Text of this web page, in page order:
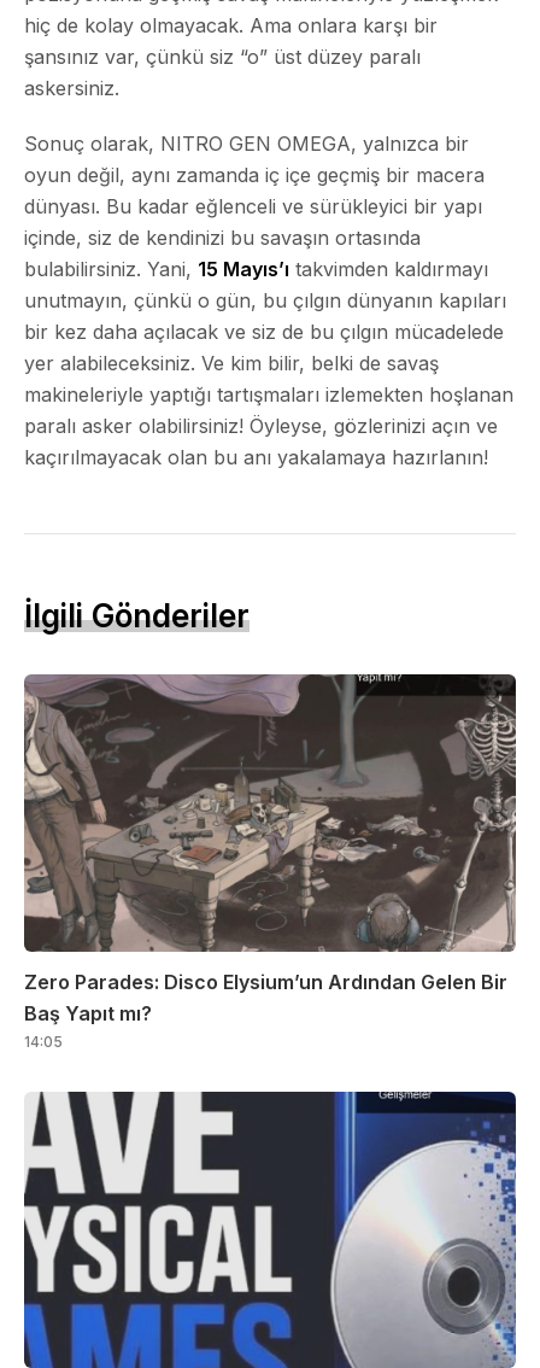
hiç de kolay olmayacak. Ama onlara karşı bir
şansınız var, çünkü siz “o” üst düzey paralı
askersiniz.
Sonuç olarak, NITRO GEN OMEGA, yalnızca bir
oyun değil, aynı zamanda iç içe geçmiş bir macera
dünyası. Bu kadar eğlenceli ve sürükleyici bir yapı
içinde, siz de kendinizi bu savaşın ortasında
bulabilirsiniz. Yani, 15 Mayıs’ı takvimden kaldırmayı
unutmayın, çünkü o gün, bu çılgın dünyanın kapıları
bir kez daha açılacak ve siz de bu çılgın mücadelede
yer alabileceksiniz. Ve kim bilir, belki de savaş
makineleriyle yaptığı tartışmaları izlemekten hoşlanan
paralı asker olabilirsiniz! Öyleyse, gözlerinizi açın ve
kaçırılmayacak olan bu anı yakalamaya hazırlanın!
İlgili Gönderiler
Zero Parades: Disco Elysium’un Ardından Gelen Bir
Baş Yapıt mı?
14:05